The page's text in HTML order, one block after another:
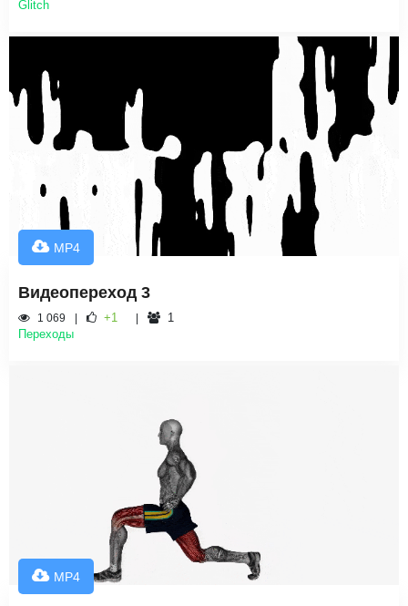
Glitch
MP4
Видеопереход 3
1 069 +1
1
Переходы
MP4